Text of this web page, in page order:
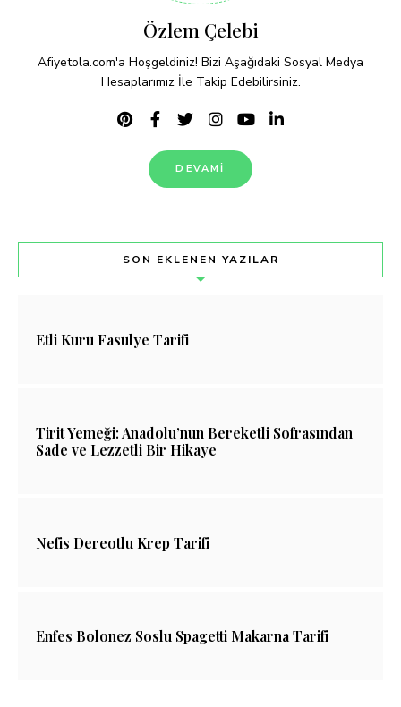
Özlem Çelebi
Afiyetola.com'a Hoşgeldiniz! Bizi Aşağıdaki Sosyal Medya
Hesaplarımız İle Takip Edebilirsiniz.
DEVAMI
SON EKLENEN YAZILAR
Etli Kuru Fasulye Tarifi
Tirit Yemeği: Anadolu’nun Bereketli Sofrasından
Sade ve Lezzetli Bir Hikaye
Nefis Dereotlu Krep Tarifi
Enfes Bolonez Soslu Spagetti Makarna Tarifi